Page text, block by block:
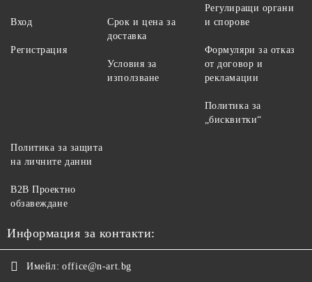
Вход
Регистрация
Срок и цена за
доставка
Условия за
използване
Регулиращи органи
и спорове
Формуляри за отказ
от договор и
рекламации
Политика за
„бисквитки“
Политика за защита
на личните данни
B2B Проектно
обзавеждане
Информация за контакти:
Имейл: office@n-art.bg